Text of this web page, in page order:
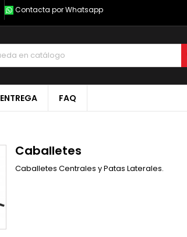
Contacta por Whatsapp
ENTREGA FAQ
Caballetes
Caballetes Centrales y Patas Laterales.